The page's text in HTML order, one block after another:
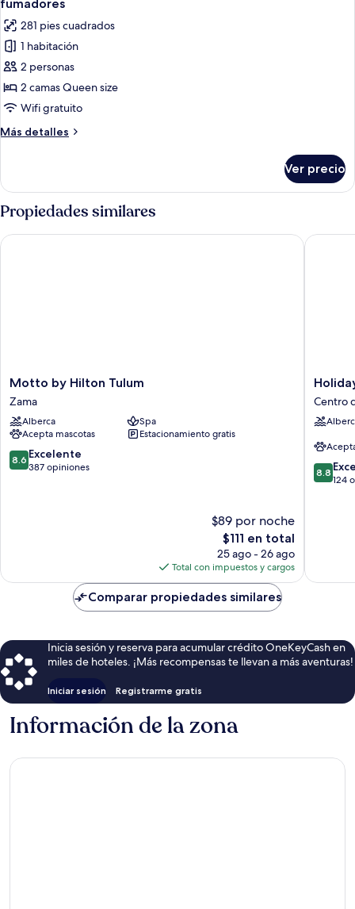
size,
para
no
fumadores
las
fotos
de
Habitación
doble
exclusiva,
2
camas
size,
para
no
fumadores
fumadores
281 pies cuadrados
1 habitación
2 personas
2 camas Queen size
Wifi gratuito
Más detalles
Más
doble
exclusiva,
2
camas
Queen
Ver precio
Propiedades similares
Motto
by
Hilton
Tulum
Zama
Motto by Hilton Tulum
Zama
Alberca
Spa
Acepta mascotas
Estacionamiento gratis
8.6
de
8.6 Excelente
387 opiniones
$89 por noche
El
precio
actual
es
de
$111
$111 en total
25 ago - 26 ago
Total con impuestos y cargos
Motto by Hilton Tulum
Holiday
Inn
Tulum
by
Centro
de
Tulum
Centro
8.8
de
8.8
124
Holiday
Comparar propiedades similares
Inicia sesión y reserva para acumular crédito OneKeyCash en
miles de hoteles. ¡Más recompensas te llevan a más aventuras!
Iniciar sesión Registrarme gratis
Información de la zona